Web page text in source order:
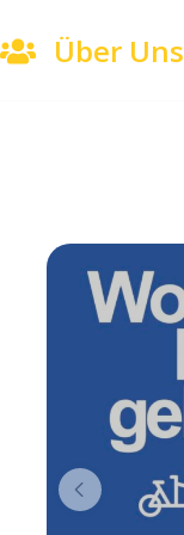
Über Uns